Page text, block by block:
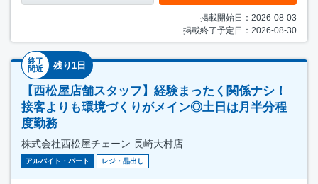
掲載開始日：2026-08-03
掲載終了予定日：2026-08-30
終了
間近
残り1日
【西松屋店舗スタッフ】経験まったく関係ナシ！
接客よりも環境づくりがメイン◎土日は月半分程
度勤務
株式会社西松屋チェーン 長崎大村店
アルバイト・パート レジ・品出し